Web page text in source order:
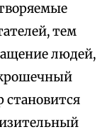
тем
людей,
становится